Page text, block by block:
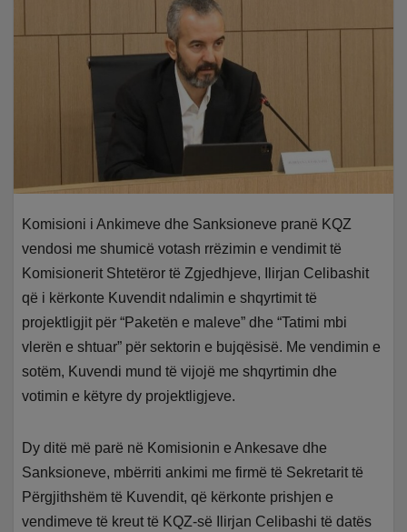
Komisioni i Ankimeve dhe Sanksioneve pranë KQZ
vendosi me shumicë votash rrëzimin e vendimit të
Komisionerit Shtetëror të Zgjedhjeve, Ilirjan Celibashit
që i kërkonte Kuvendit ndalimin e shqyrtimit të
projektligjit për “Paketën e maleve” dhe “Tatimi mbi
vlerën e shtuar” për sektorin e bujqësisë. Me vendimin e
sotëm, Kuvendi mund të vijojë me shqyrtimin dhe
votimin e këtyre dy projektligjeve.
Dy ditë më parë në Komisionin e Ankesave dhe
Sanksioneve, mbërriti ankimi me firmë të Sekretarit të
Përgjithshëm të Kuvendit, që kërkonte prishjen e
vendimeve të kreut të KQZ-së Ilirjan Celibashi të datës